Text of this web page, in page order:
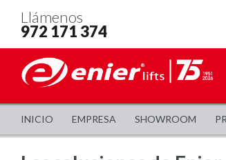
Llámenos
972 171 374
INICIO EMPRESA SHOWROOM